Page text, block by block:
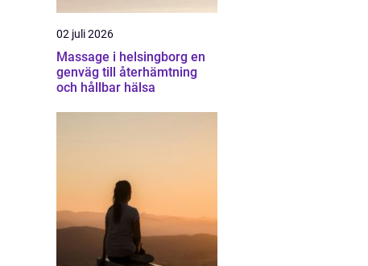
02 juli 2026
Massage i helsingborg en
genväg till återhämtning
och hållbar hälsa